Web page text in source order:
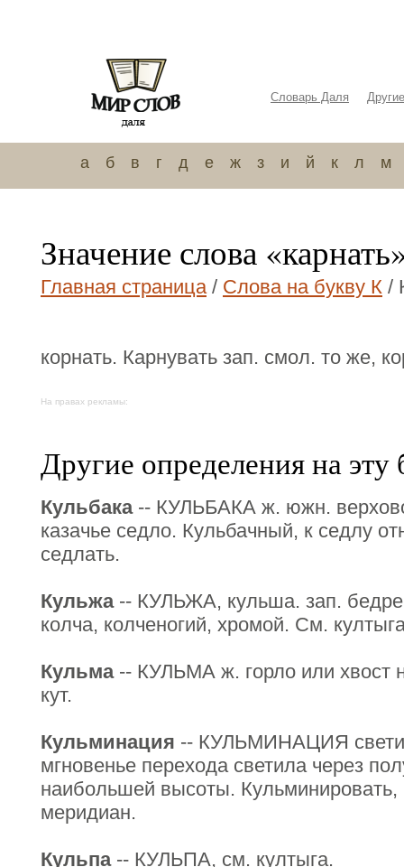
Словарь Даля
а б в г д е ж з и й к л м
Значение слова
Главная страница/ Слова на букву К /
корнать. Карнувать зап. смол. то же,
На правах рекламы:
Другие определения на эту
Кульбака-- КУЛЬБАКА ж. южн.
казачье седло. Кульбачный, к седлу
седлать.
Кульжа-- КУЛЬЖА, кульша. зап.
колча, колченогий, хромой. См.
Кульма-- КУЛЬМА ж. горло или хвост
кут.
Кульминация -- КУЛЬМИНАЦИЯ
мгновенье перехода светила через
наибольшей высоты. Кульминировать,
меридиан.
Кульпа-- КУЛЬПА, см. култыга.